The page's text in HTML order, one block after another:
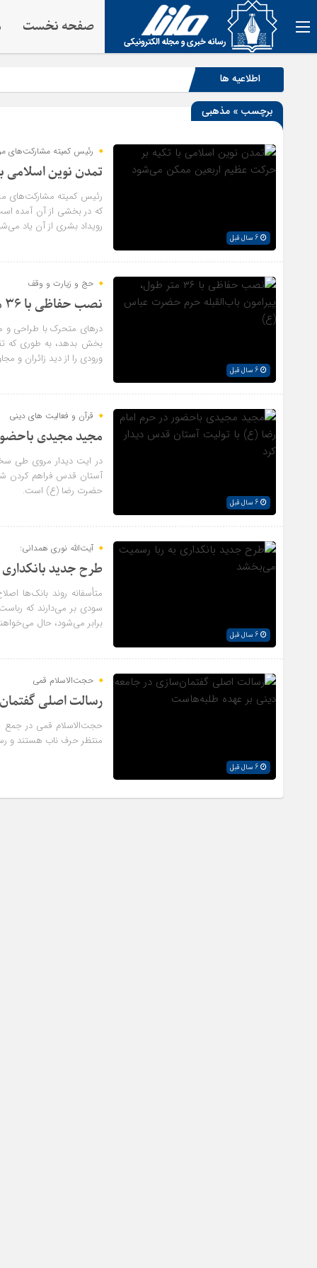
صفحه نخست
اطلاعیه ها
برچسب » مذهبی
رئیس کمیته مشارکت‌های
تمدن نوین اسلامی
رئیس کمیته مشارکت‌های
که در بخشی از آن آمده
رویداد بشری از آن یاد
حج و زیارت و وقف
نصب حفاظی با ۳۶ متر طول، پیرامون باب‌القبله حرم حضرت عباس (ع)
درهای متحرک با طراحی و
بخش بدهد، به طوری که
ورودی را از دید زائران و
قرآن و فعالیت های دینی
مجید مجیدی
در ایت دیدار مروی طی
آستان قدس فراهم کردن
حضرت رضا (ع) است.
آیت‌الله نوری همدانی:
طرح جدید
متأسفانه روند بانک‌ها
سودی بر می‌دارند که
برابر می‌شود، حال
حجت‌الاسلام قمی
رسالت اصلی
حجت‌الاسلام قمی در جمع
منتظر حرف ناب هستند و
یعنی کی کرم ابریشم کباب شده می خوره🤢🤢